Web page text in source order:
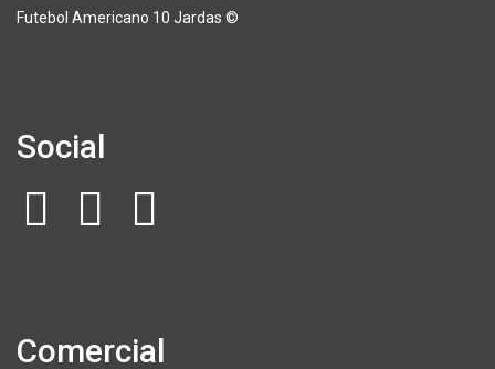
Futebol Americano 10 Jardas ©
Social
Comercial